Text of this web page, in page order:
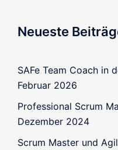
Neueste
SAFe Team Coach in
Februar 2026
Professional Scrum
Dezember 2024
Scrum Master und